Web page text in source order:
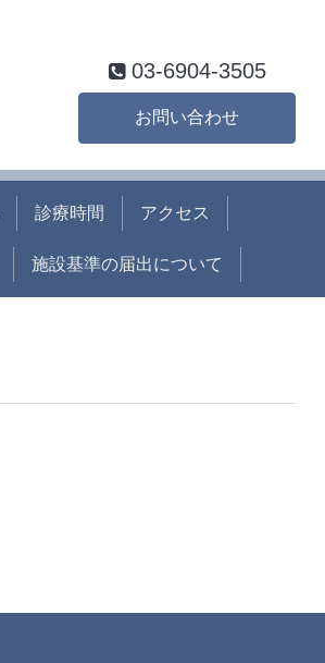
03-6904-3505
お問い合わせ
診療時間 アクセス
施設基準の届出について